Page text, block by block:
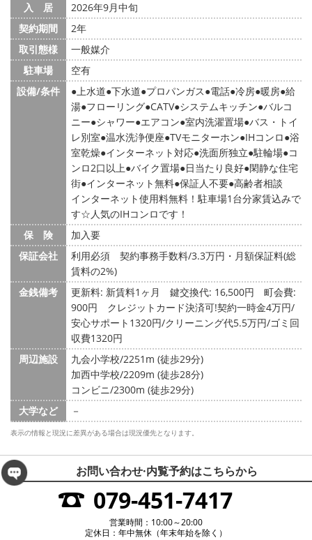
入 居
2026年9月中旬
契約期間
2年
取引態様
一般媒介
駐車場
空有
設備/条件
上水道 下水道 プロパンガス 電話 冷房 暖房 給
湯 フローリング CATV システムキッチン バルコ
ニー シャワー エアコン 室内洗濯置場 バス・トイ
レ別室 温水洗浄便座 TVモニターホン IHコンロ 浴
室乾燥 インターネット対応 洗面所独立 駐輪場 コ
ンロ2口以上 バイク置場 日当たり良好 閑静な住宅
街 インターネット無料 保証人不要 高齢者相談
インターネット使用料無料！駐車場1台分家賃込みで
す☆人気のIHコンロです！
保 険
加入要
保証会社
利用必須 契約事務手数料/3.3万円・月額保証料(総
賃料の2%)
金銭備考
更新料: 新賃料1ヶ月 鍵交換代: 16,500円
町会費:
900円
クレジットカード決済可!契約一時金4万円/
安心サポート1320円/クリーニング代5.5万円/ゴミ回
収費1320円
周辺施設
九会小学校/2251m (徒歩29分)
加西中学校/2209m (徒歩28分)
コンビニ/2300m (徒歩29分)
大学など
－
表示の情報と現況に差異がある場合は現況優先となります。
お問い合わせ·内覧予約はこちらから
079-451-7417
営業時間：10:00～20:00
定休日：年中無休（年末年始を除く）